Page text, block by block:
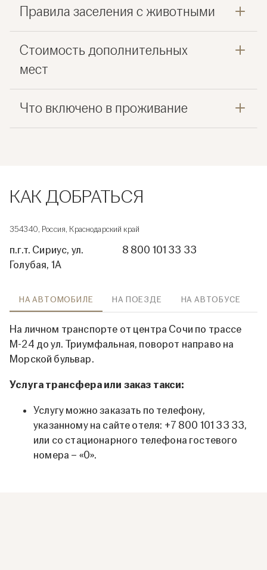
Правила заселения с животными
Стоимость дополнительных
мест
Что включено в проживание
КАК ДОБРАТЬСЯ
354340, Россия, Краснодарский край
п.г.т. Сириус, ул.
Голубая, 1А
8 800 101 33 33
НА АВТОМОБИЛЕ НА ПОЕЗДЕ НА АВТОБУСЕ
На личном транспорте от центра Сочи по трассе
М-24 до ул. Триумфальная, поворот направо на
Морской бульвар.
Услуга трансфера или заказ такси:
Услугу можно заказать по телефону,
указанному на сайте отеля: +7 800 101 33 33,
или со стационарного телефона гостевого
номера – «0».